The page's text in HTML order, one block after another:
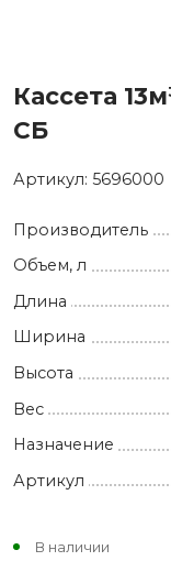
Кассета
СБ
Артикул: 5696000
Производитель
Объем, л
Длина
Ширина
Высота
Вес
Назначение
Артикул
В наличии